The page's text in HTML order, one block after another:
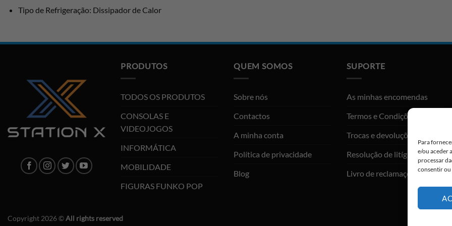
Para
e/ou aceder
processar
consentir ou
Tipo de Refrigeração: Dissipador de Calor
PRODUTOS
TODOS OS PRODUTOS
CONSOLAS E
VIDEOJOGOS
INFORMÁTICA
MOBILIDADE
FIGURAS FUNKO POP
QUEM SOMOS
Sobre nós
Contactos
A minha conta
Política de privacidade
Blog
SUPORTE
As minhas encomendas
Termos e Condições
Trocas e devoluções
Resolução de litígios
Livro de reclamações
Copyright 2026 ©All rights reserved